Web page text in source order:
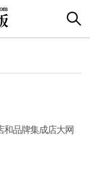
和品牌集成店大网